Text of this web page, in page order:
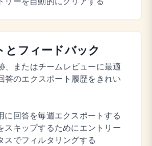
とフィードバック
、またはチームレビューに最適
答のエクスポート履歴をきれい
に回答を毎週エクスポートする
スキップするためにエントリー
スでフィルタリングする